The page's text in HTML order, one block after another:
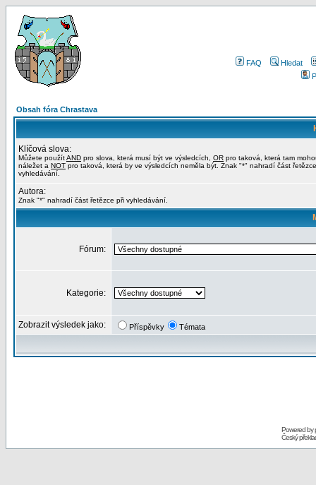
FAQ
Hledat
Obsah fóra Chrastava
Klíčová slova:
Můžete použítAND pro slova, která musí být ve výsledcích, OR pro taková, která tam
náležet a NOT pro taková, která by ve výsledcích neměla být. Znak "*" nahradí část
vyhledávání.
Autora:
Znak "*" nahradí část řetězce při vyhledávání.
Fórum:
Kategorie:
Zobrazit výsledek jako: Příspěvky Témata
Powered by
Český